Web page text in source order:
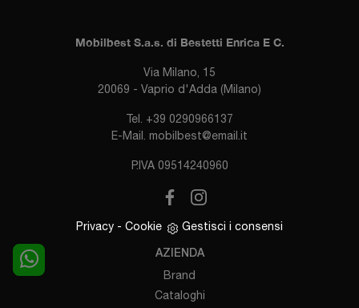
Mobilbest S.a.s. di Bestetti Enrica E C.
Via Milano, 15
20069 - Vaprio d'Adda (Milano)
Tel. +39 0290966137
E-Mail. mobilbest@email.it
P.IVA 09514240960
Privacy - Cookie Gestisci i consensi
AZIENDA
Brand
Cataloghi